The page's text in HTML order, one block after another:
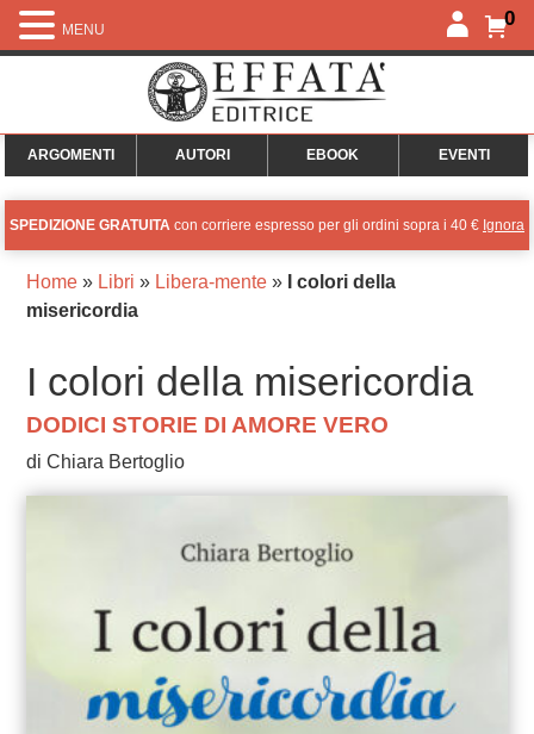
0
ARGOMENTI AUTORI EBOOK EVENTI
SPEDIZIONE GRATUITA con corriere espresso per gli ordini sopra i 40 € Ignora
Home» Libri » Libera-mente»
I colori della
misericordia
I colori della misericordia
DODICI STORIE DI AMORE VERO
di Chiara Bertoglio
MENU